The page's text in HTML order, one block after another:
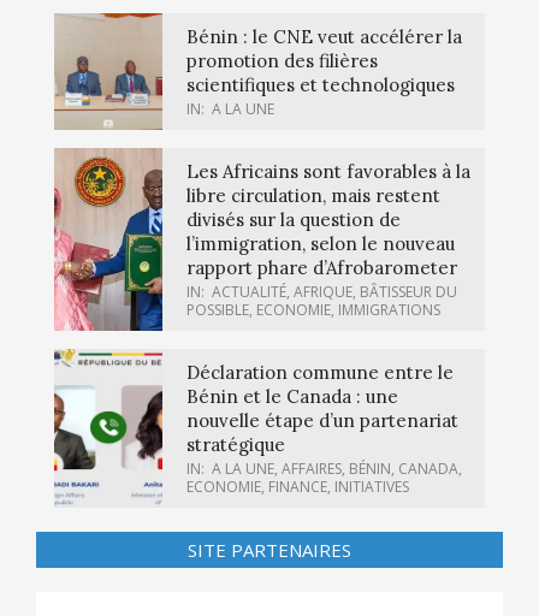
Bénin : le CNE veut accélérer la
promotion des filières
scientifiques et technologiques
IN: A LA UNE
Les Africains sont favorables à la
libre circulation, mais restent
divisés sur la question de
l’immigration, selon le nouveau
rapport phare d’Afrobarometer
IN: ACTUALITÉ, AFRIQUE, BÂTISSEUR DU
POSSIBLE, ECONOMIE, IMMIGRATIONS
Déclaration commune entre le
Bénin et le Canada : une
nouvelle étape d’un partenariat
stratégique
IN: A LA UNE, AFFAIRES, BÉNIN, CANADA,
ECONOMIE, FINANCE, INITIATIVES
SITE PARTENAIRES